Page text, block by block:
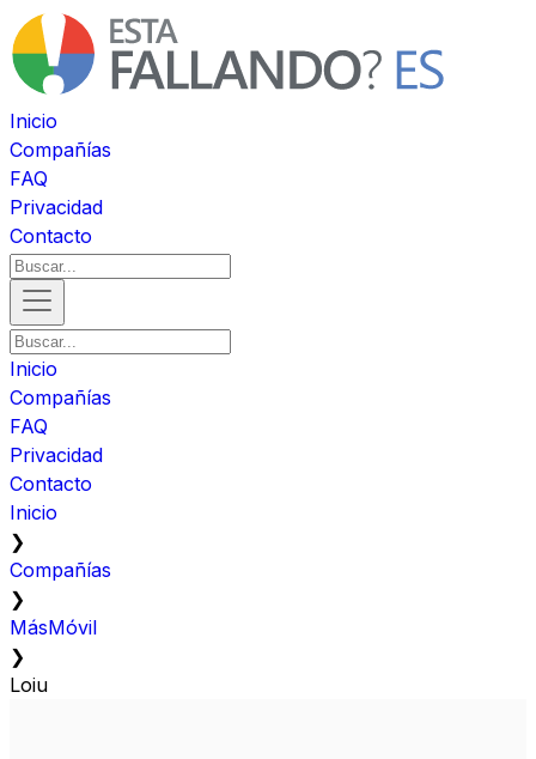
Inicio
Compañías
FAQ
Privacidad
Contacto
Inicio
Compañías
FAQ
Privacidad
Contacto
Inicio
❯
Compañías
❯
MásMóvil
❯
Loiu